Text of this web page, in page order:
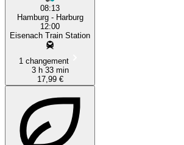
08:13
Hamburg - Harburg
12:00
Eisenach Train Station
1 changement
3 h 33 min
17,99 €